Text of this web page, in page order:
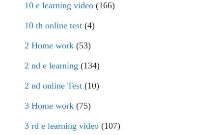
10 e learning video (166)
10 th online test (4)
2 Home work (53)
2 nd e learning (134)
2 nd online Test (10)
3 Home work (75)
3 rd e learning video (107)